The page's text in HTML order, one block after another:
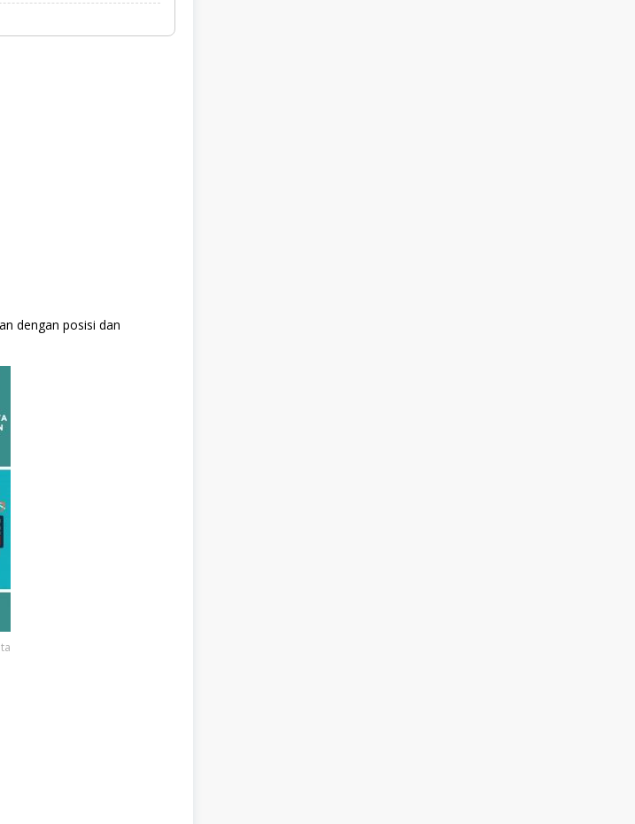
dengan posisi dan